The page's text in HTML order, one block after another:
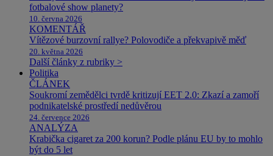
fotbalové show planety?
10. června 2026
KOMENTÁŘ
Vítězové burzovní rallye? Polovodiče a překvapivě měď
20. května 2026
Další články z rubriky >
Politika
ČLÁNEK
Soukromí zemědělci tvrdě kritizují EET 2.0: Zkazí a zamoří
podnikatelské prostředí nedůvěrou
24. července 2026
ANALÝZA
Krabička cigaret za 200 korun? Podle plánu EU by to mohlo
být do 5 let